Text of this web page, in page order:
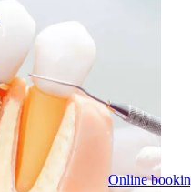
Online